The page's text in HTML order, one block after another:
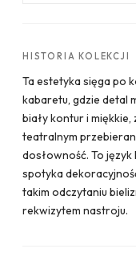
HISTORIA KOLEKCJI
Ta estetyka sięga po
kabaretu, gdzie detal
biały kontur i
teatralnym
dosłowność. To
spotyka
takim odczytaniu
rekwizytem nastroju.